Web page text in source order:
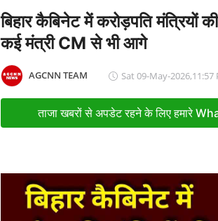
बिहार कैबिनेट में करोड़पति मंत्रियों
कई मंत्री CM से भी आगे
AGCNN TEAM Sat 09-May-2026,11:57
ताजा खबरों से अपडेट रहने के लिए हमारे